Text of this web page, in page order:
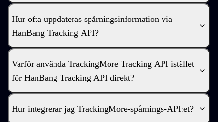
Hur ofta uppdateras spårningsinformation via
HanBang Tracking API?
Varför använda TrackingMore Tracking API istället
för HanBang Tracking API direkt?
Hur integrerar jag TrackingMore-spårnings-API:et?